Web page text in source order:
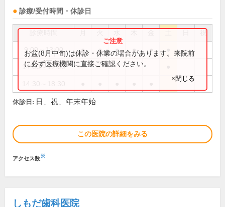
診療/受付時間・休診日
祝
9:00～13:00 ● ● ● ● ●
14:00～17:00
お盆(8月中旬)は休診・休業の場合があります。来院前
に必ず医療機関に直接ご確認ください。
×閉じる
休診日: 日、祝、年末年始
この医院の詳細をみる
アクセス数※
しもだ歯科医院